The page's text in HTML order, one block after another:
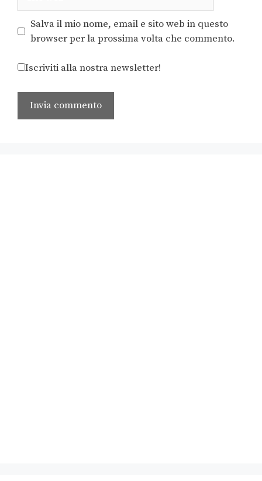
Salva il mio nome, email e sito web in questo
browser per la prossima volta che commento.
Iscriviti alla nostra newsletter!